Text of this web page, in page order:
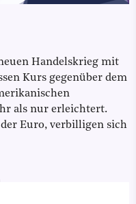
Handelskrieg mit
Kurs gegenüber dem
als nur erleichtert.
Euro, verbilligen sich